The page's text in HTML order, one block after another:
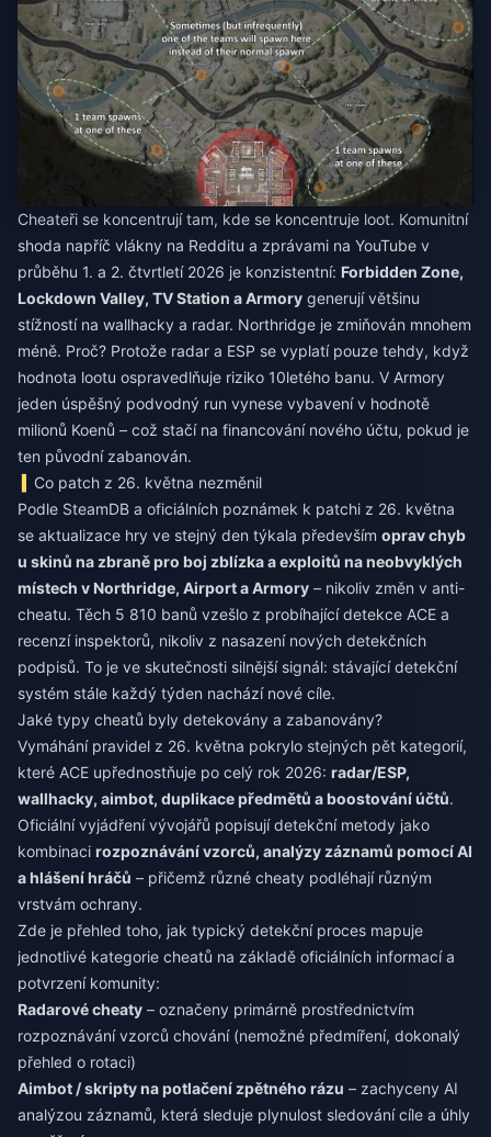
Cheateři se koncentrují tam, kde se koncentruje loot. Komunitní
shoda napříč vlákny na Redditu a zprávami na YouTube v
průběhu 1. a 2. čtvrtletí 2026 je konzistentní: Forbidden Zone,
Lockdown Valley, TV Station a Armory generují většinu
stížností na wallhacky a radar. Northridge je zmiňován mnohem
méně. Proč? Protože radar a ESP se vyplatí pouze tehdy, když
hodnota lootu ospravedlňuje riziko 10letého banu. V Armory
jeden úspěšný podvodný run vynese vybavení v hodnotě
milionů Koenů – což stačí na financování nového účtu, pokud je
ten původní zabanován.
Co patch z 26. května nezměnil
Podle SteamDB a oficiálních poznámek k patchi z 26. května
se aktualizace hry ve stejný den týkala především oprav chyb
u skinů na zbraně pro boj zblízka a exploitů na neobvyklých
místech v Northridge, Airport a Armory – nikoliv změn v anti-
cheatu. Těch 5 810 banů vzešlo z probíhající detekce ACE a
recenzí inspektorů, nikoliv z nasazení nových detekčních
podpisů. To je ve skutečnosti silnější signál: stávající detekční
systém stále každý týden nachází nové cíle.
Jaké typy cheatů byly detekovány a zabanovány?
Vymáhání pravidel z 26. května pokrylo stejných pět kategorií,
které ACE upřednostňuje po celý rok 2026: radar/ESP,
wallhacky, aimbot, duplikace předmětů a boostování účtů.
Oficiální vyjádření vývojářů popisují detekční metody jako
kombinaci rozpoznávání vzorců, analýzy záznamů pomocí AI
a hlášení hráčů – přičemž různé cheaty podléhají různým
vrstvám ochrany.
Zde je přehled toho, jak typický detekční proces mapuje
jednotlivé kategorie cheatů na základě oficiálních informací a
potvrzení komunity:
Radarové cheaty – označeny primárně prostřednictvím
rozpoznávání vzorců chování (nemožné předmíření, dokonalý
přehled o rotaci)
Aimbot / skripty na potlačení zpětného rázu – zachyceny AI
analýzou záznamů, která sleduje plynulost sledování cíle a úhly